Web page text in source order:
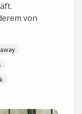
von